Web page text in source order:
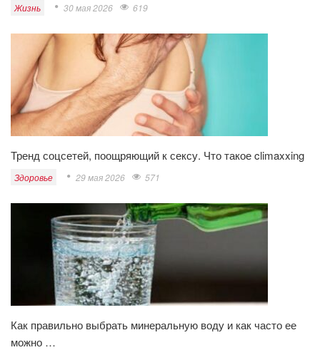
Жизнь 30 мая 2026 619
Тренд соцсетей, поощряющий к сексу. Что такое climaxxing
Здоровье 29 мая 2026 571
Как правильно выбрать минеральную воду и как часто ее
можно …